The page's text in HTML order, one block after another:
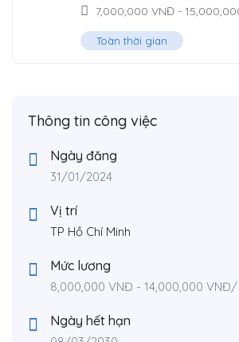
7,000,000 VNĐ -
Toàn thời gian
Thông tin công việc
Ngày đăng
31/01/2024
Vị trí
TP Hồ Chí Minh
Mức lương
8,000,000 VNĐ - 14,000,000 VNĐ/
Ngày hết hạn